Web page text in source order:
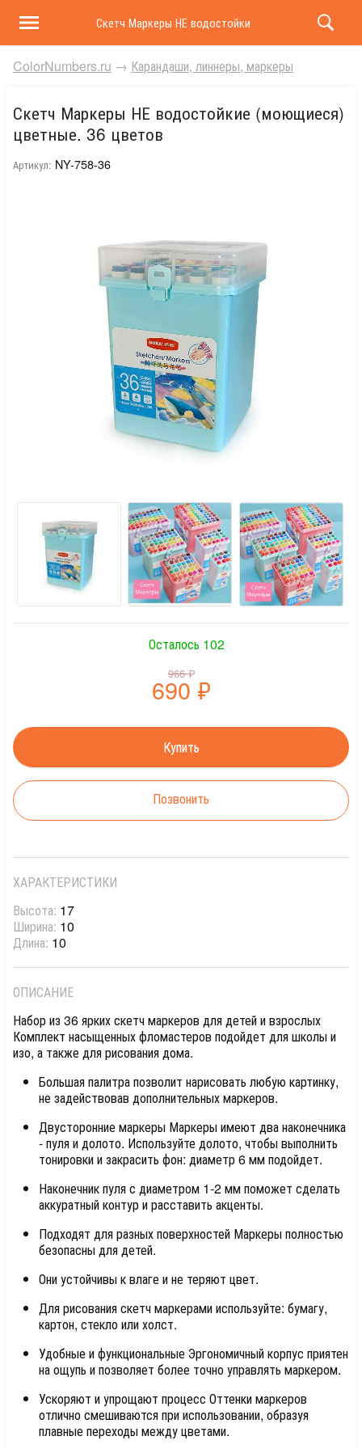
Скетч Маркеры НЕ водостойкие (моющиеся)
ColorNumbers.ru → Карандаши, линнеры, маркеры
Скетч Маркеры НЕ водостойкие (моющиеся)
цветные. 36 цветов
Артикул: NY-758-36
Осталось 102
966₽
690 ₽
Позвонить
ХАРАКТЕРИСТИКИ
Высота: 17
Ширина: 10
Длина: 10
ОПИСАНИЕ
Набор из 36 ярких скетч маркеров для детей и взрослых
Комплект насыщенных фломастеров подойдет для школы и
изо, а также для рисования дома.
Большая палитра позволит нарисовать любую картинку,
не задействовав дополнительных маркеров.
Двусторонние маркеры Маркеры имеют два наконечника
- пуля и долото. Используйте долото, чтобы выполнить
тонировки и закрасить фон: диаметр 6 мм подойдет.
Наконечник пуля с диаметром 1-2 мм поможет сделать
аккуратный контур и расставить акценты.
Подходят для разных поверхностей Маркеры полностью
безопасны для детей.
Они устойчивы к влаге и не теряют цвет.
Для рисования скетч маркерами используйте: бумагу,
картон, стекло или холст.
Удобные и функциональные Эргономичный корпус приятен
на ощупь и позволяет более точно управлять маркером.
Ускоряют и упрощают процесс Оттенки маркеров
отлично смешиваются при использовании, образуя
плавные переходы между цветами.